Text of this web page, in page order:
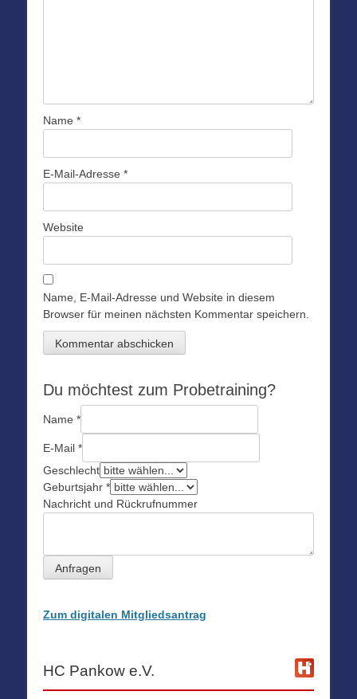
Name *
E-Mail-Adresse *
Website
Name, E-Mail-Adresse und Website in diesem
Browser für meinen nächsten Kommentar speichern.
Du möchtest zum Probetraining?
Name *
E-Mail *
Geschlecht
Geburtsjahr *
Nachricht und Rückrufnummer
Anfragen
Zum digitalen Mitgliedsantrag
HC Pankow e.V.